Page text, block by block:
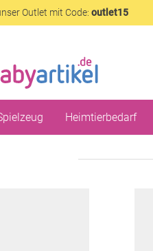
Outlet mit Code: outlet15
Heimtierbedarf